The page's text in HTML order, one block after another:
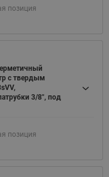
позиция
с твердым
3/8", под
позиция